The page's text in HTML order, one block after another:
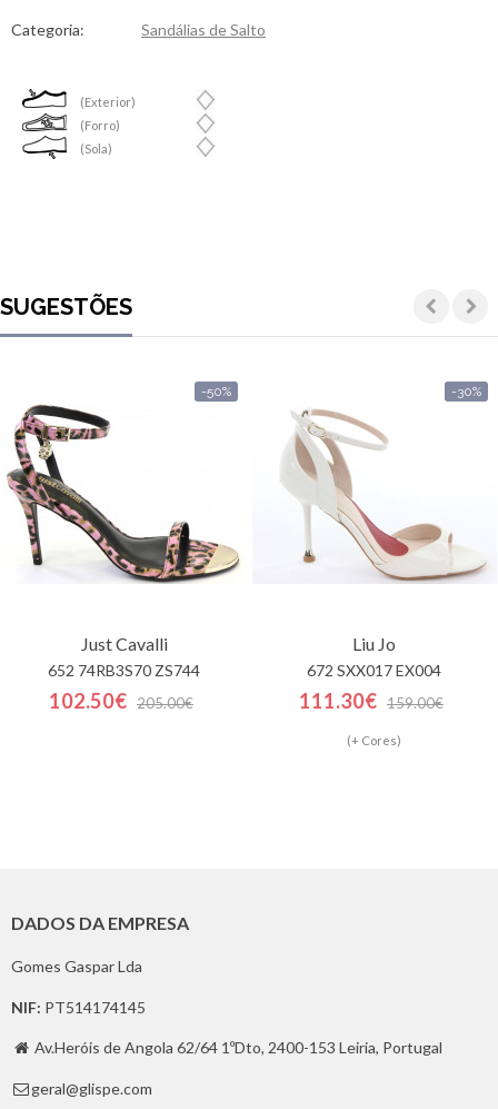
Categoria: Sandálias de Salto
(Exterior)
(Forro)
(Sola)
SUGESTÕES
-50%
Just Cavalli
652 74RB3S70 ZS744
102.50€ 205.00€
-30%
Liu Jo
672 SXX017 EX004
111.30€ 159.00€
(+ Cores)
DADOS DA EMPRESA
Gomes Gaspar Lda
NIF: PT514174145
 Av.Heróis de Angola 62/64 1ºDto, 2400-153 Leiria, Portugal
 geral@glispe.com